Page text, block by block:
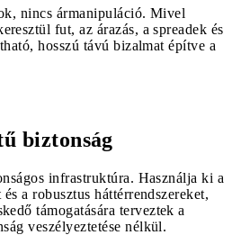
nincs ármanipuláció. Mivel
fut, az árazás, a spreadek és
hosszú távú bizalmat építve a
biztonság
infrastruktúra. Használja ki a
a robusztus háttérrendszereket,
támogatására terveztek a
veszélyeztetése nélkül.